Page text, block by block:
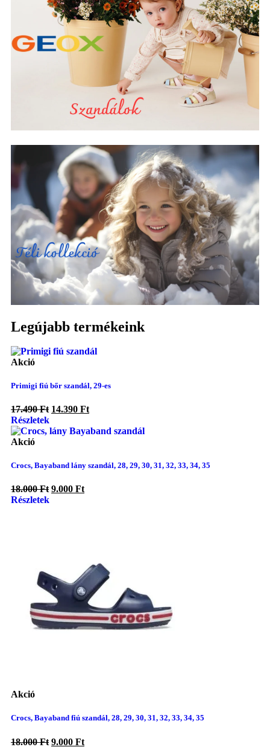
Legújabb termékeink
Akció
Primigi fiú bőr szandál, 29-es
17.490Ft 14.390 Ft
Részletek
Akció
Crocs, Bayaband lány szandál, 28, 29, 30, 31, 32, 33, 34, 35
18.000Ft 9.000 Ft
Részletek
Akció
Crocs, Bayaband fiú szandál, 28, 29, 30, 31, 32, 33, 34, 35
18.000Ft 9.000 Ft